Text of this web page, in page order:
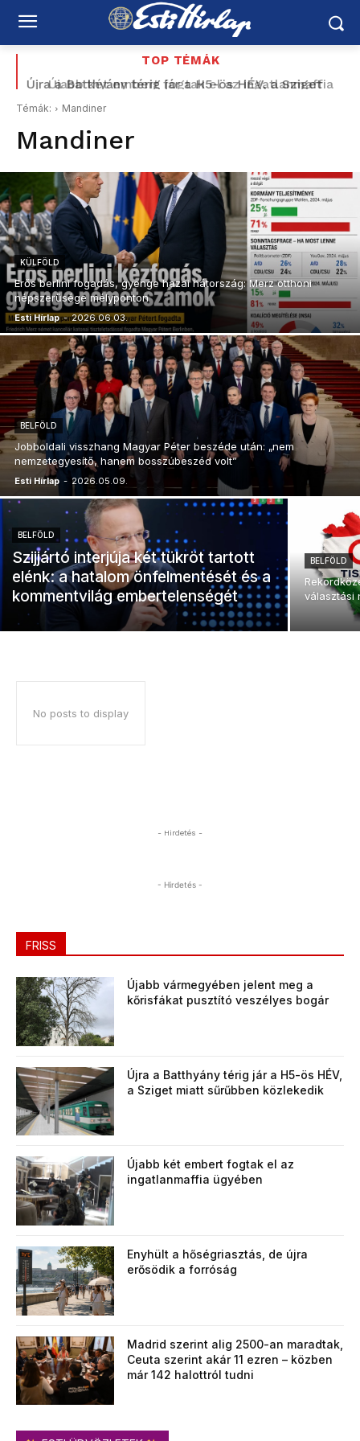
TOP TÉMÁK
Újra a Batthyány térig jár a H5-ös HÉV, a Sziget
miatt sűrűbben közlekedik
Újabb két embert fogtak el az ingatlanmaffia
Témák: Mandiner
Mandiner
KÜLFÖLD
Erős berlini fogadás, gyenge hazai hátország: Merz otthoni
népszerűsége mélyponton
Esti Hírlap - 2026.06.03.
BELFÖLD
Jobboldali visszhang Magyar Péter beszéde után: „nem
nemzetegyesítő, hanem bosszúbeszéd volt”
Esti Hírlap - 2026.05.09.
BELFÖLD
Szijjártó interjúja két tükröt tartott
elénk: a hatalom önfelmentését és a
kommentvilág embertelenségét
BELFÖLD
választási
No posts to display
- Hirdetés -
- Hirdetés -
FRISS
Újabb vármegyében jelent meg a
kőrisfákat pusztító veszélyes bogár
Újra a Batthyány térig jár a H5-ös HÉV,
a Sziget miatt sűrűbben közlekedik
Újabb két embert fogtak el az
ingatlanmaffia ügyében
Enyhült a hőségriasztás, de újra
erősödik a forróság
Madrid szerint alig 2500-an maradtak,
Ceuta szerint akár 11 ezren – közben
már 142 halottról tudni